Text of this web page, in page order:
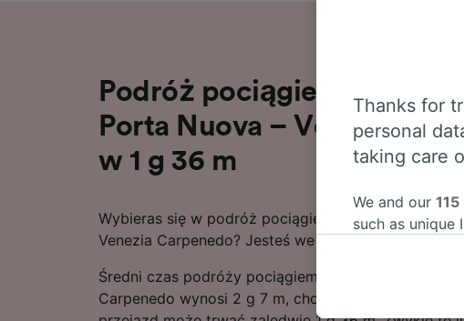
Podróż pociągiem na trasie
Porta Nuova – Venezia
w 1 g 36 m
Wybieras się w podróż pociągiem relacji Verona
Venezia Carpenedo? Jesteś we właściwym miejscu!
Średni czas podróży pociągiem relacji Verona Porta
Carpenedo wynosi 2 g 7 m, chociaż na najszybszych
Thanks for
personal
taking care
We and our 115
such as unique
where
These